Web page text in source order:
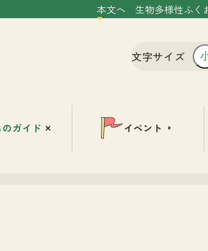
本文へ 生物多様性ふく
文字サイズ
ガイド イベント